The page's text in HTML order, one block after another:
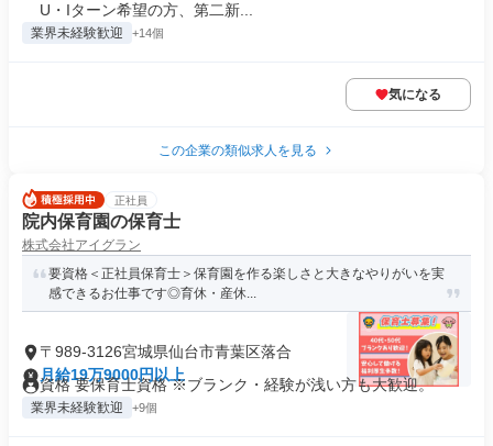
U・Iターン希望の方、第二新...
業界未経験歓迎 +14個
気になる
この企業の類似求人を見る
正社員
院内保育園の保育士
株式会社アイグラン
要資格＜正社員保育士＞保育園を作る楽しさと大きなやりがいを実
感できるお仕事です◎育休・産休...
〒989-3126宮城県仙台市青葉区落合
月給19万9000円以上
資格 要保育士資格 ※ブランク・経験が浅い方も大歓迎。
業界未経験歓迎 +9個